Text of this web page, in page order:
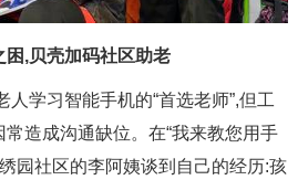
,贝壳加码社区助老
学习智能手机的“首选老师”,但工
造成沟通缺位。在“我来教您用手
园社区的李阿姨谈到自己的经历:孩